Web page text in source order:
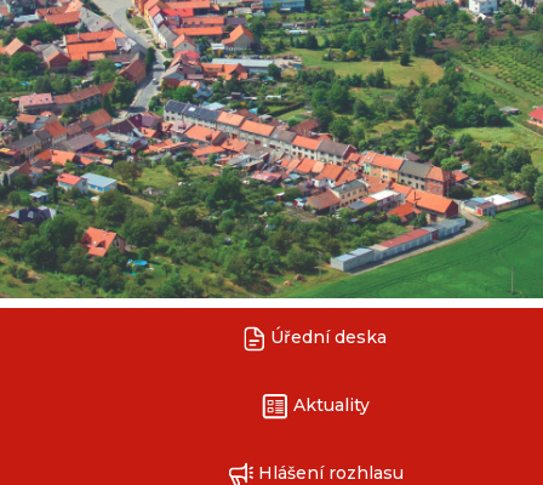
Úřední deska
Aktuality
Hlášení rozhlasu